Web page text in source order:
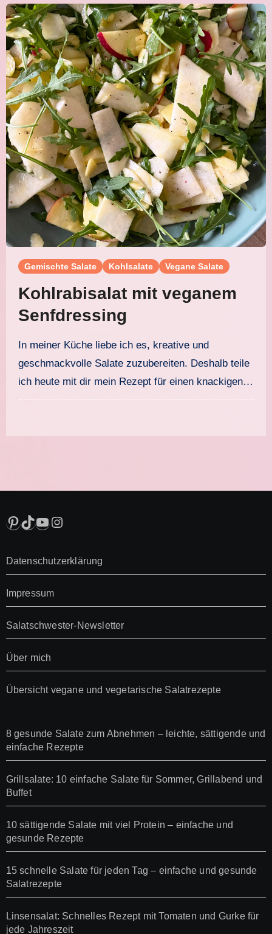
Gemischte Salate Kohlsalate Vegane Salate
Kohlrabisalat mit veganem
Senfdressing
In meiner Küche liebe ich es, kreative und
geschmackvolle Salate zuzubereiten. Deshalb teile
ich heute mit dir mein Rezept für einen knackigen…
Pinterest
TikTok
YouTube
Instagram
Datenschutzerklärung
Impressum
Salatschwester-Newsletter
Über mich
Übersicht vegane und vegetarische Salatrezepte
8 gesunde Salate zum Abnehmen – leichte, sättigende und
einfache Rezepte
Grillsalate: 10 einfache Salate für Sommer, Grillabend und
Buffet
10 sättigende Salate mit viel Protein – einfache und
gesunde Rezepte
15 schnelle Salate für jeden Tag – einfache und gesunde
Salatrezepte
Linsensalat: Schnelles Rezept mit Tomaten und Gurke für
jede Jahreszeit